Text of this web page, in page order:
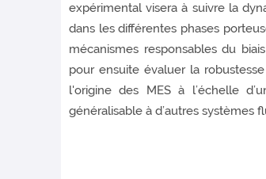
expérimental visera à suivre la
dans les différentes phases
mécanismes responsables du
pour ensuite évaluer la
l'origine des MES à l’échelle
généralisable à d’autres systèmes